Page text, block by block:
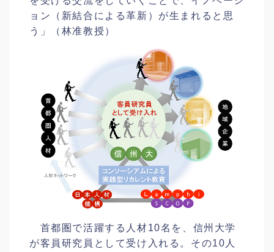
ョン（新結合による革新）が生まれると思
う」（林准教授）
首都圏で活躍する人材10名を、信州大学
が客員研究員として受け入れる。その10人